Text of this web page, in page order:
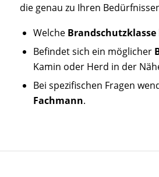
die genau zu Ihren
Welche Brandschutzklasse
Befindet sich ein möglicher
Kamin oder Herd in der
Bei spezifischen Fragen
Fachmann.